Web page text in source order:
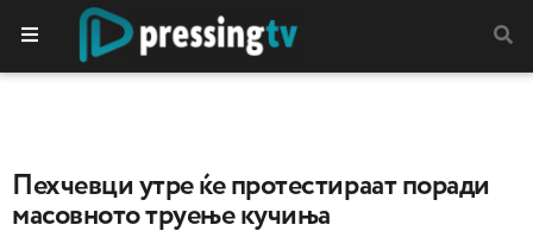
Пехчевци утре ќе протестираат поради
масовното труење кучиња